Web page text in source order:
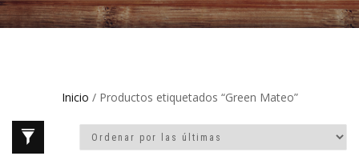
Inicio / Productos etiquetados “Green Mateo”